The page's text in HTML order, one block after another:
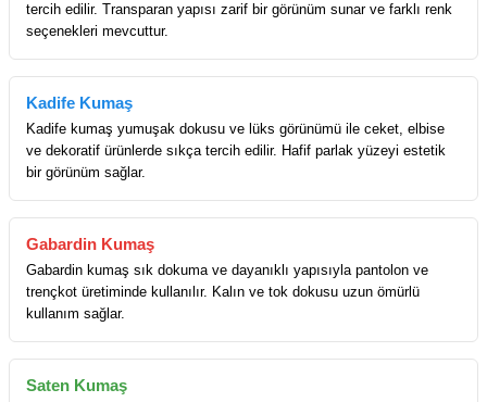
tercih edilir. Transparan yapısı zarif bir görünüm sunar ve farklı renk
seçenekleri mevcuttur.
Kadife Kumaş
Kadife kumaş yumuşak dokusu ve lüks görünümü ile ceket, elbise
ve dekoratif ürünlerde sıkça tercih edilir. Hafif parlak yüzeyi estetik
bir görünüm sağlar.
Gabardin Kumaş
Gabardin kumaş sık dokuma ve dayanıklı yapısıyla pantolon ve
trençkot üretiminde kullanılır. Kalın ve tok dokusu uzun ömürlü
kullanım sağlar.
Saten Kumaş